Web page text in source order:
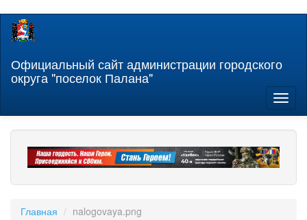
Перейти
содержанию
Официальный сайт администрации городского
округа "поселок Палана"
Главная nalogovaya.png